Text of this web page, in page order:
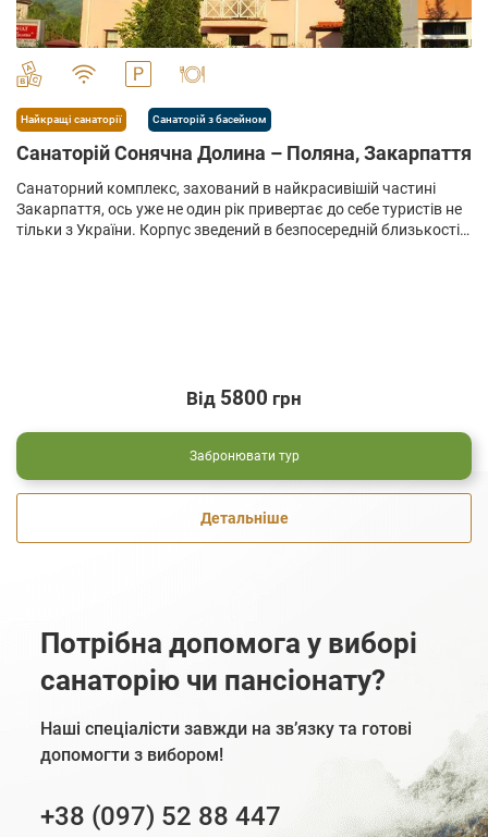
" alt="">
Найкращі санаторії Санаторій з басейном
Санаторій Сонячна Долина – Поляна, Закарпаття
Санаторний комплекс, захований в найкрасивішій частині
Закарпаття, ось уже не один рік привертає до себе туристів не
тільки з України. Корпус зведений в безпосередній близькості
Від 5800 грн
Забронювати тур
Детальніше
Потрібна допомога у виборі
санаторію чи пансіонату?
Наші спеціалісти завжди на зв’язку та готові
допомогти з вибором!
+38 (097) 52 88 447